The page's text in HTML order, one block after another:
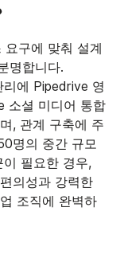
구에 맞춰 설계
명합니다.
에 Pipedrive 영
소셜 미디어 통합
, 관계 구축에 주
명의 중간 규모
필요한 경우,
의성과 강력한
조직에 완벽하